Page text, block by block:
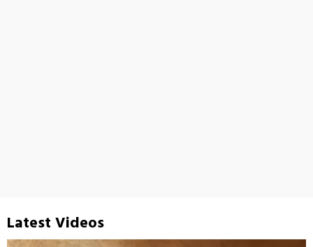
Latest Videos